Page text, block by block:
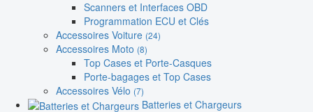
Scanners et Interfaces OBD
Programmation ECU et Clés
Accessoires Voiture (24)
Accessoires Moto (8)
Top Cases et Porte-Casques
Porte-bagages et Top Cases
Accessoires Vélo (7)
Batteries et Chargeurs